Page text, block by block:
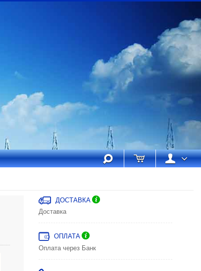
ДОСТАВКА
Доставка
ОПЛАТА
Оплата через Банк